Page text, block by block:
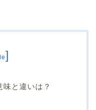
]
味と違いは？